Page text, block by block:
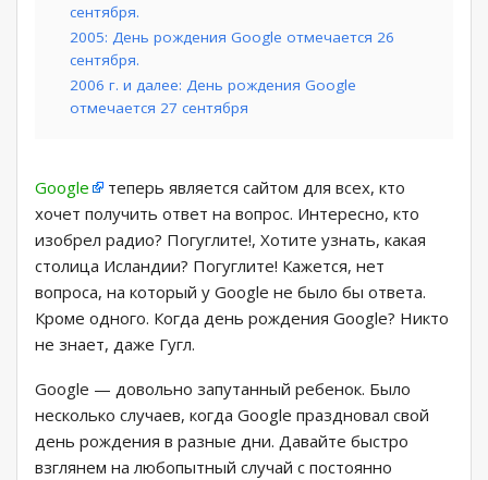
сентября.
2005: День рождения Google отмечается 26
сентября.
2006 г. и далее: День рождения Google
отмечается 27 сентября
Google
теперь является сайтом для всех, кто
хочет получить ответ на вопрос. Интересно, кто
изобрел радио? Погуглите!, Хотите узнать, какая
столица Исландии? Погуглите! Кажется, нет
вопроса, на который у Google не было бы ответа.
Кроме одного. Когда день рождения Google? Никто
не знает, даже Гугл.
Google — довольно запутанный ребенок. Было
несколько случаев, когда Google праздновал свой
день рождения в разные дни. Давайте быстро
взглянем на любопытный случай с постоянно